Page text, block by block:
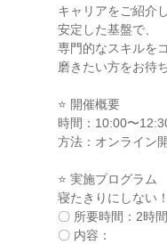
キャリアをご紹介
安定した基盤で、
専門的なスキルを
磨きたい方をお待
⭐ 開催概要
時間：10:00〜
方法：オンライン
⭐ 実施プログラム
寝たきりにしない
〇 所要時間：2時
〇 内容：